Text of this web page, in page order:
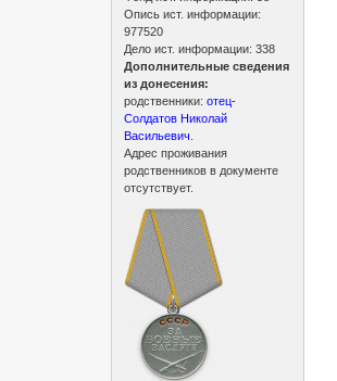
Опись ист. информации:
977520
Дело ист. информации: 338
Дополнительные сведения
из донесения:
родственники:отец-
Солдатов Николай
Васильевич
Адрес проживания
родственников в документе
отсутствует.